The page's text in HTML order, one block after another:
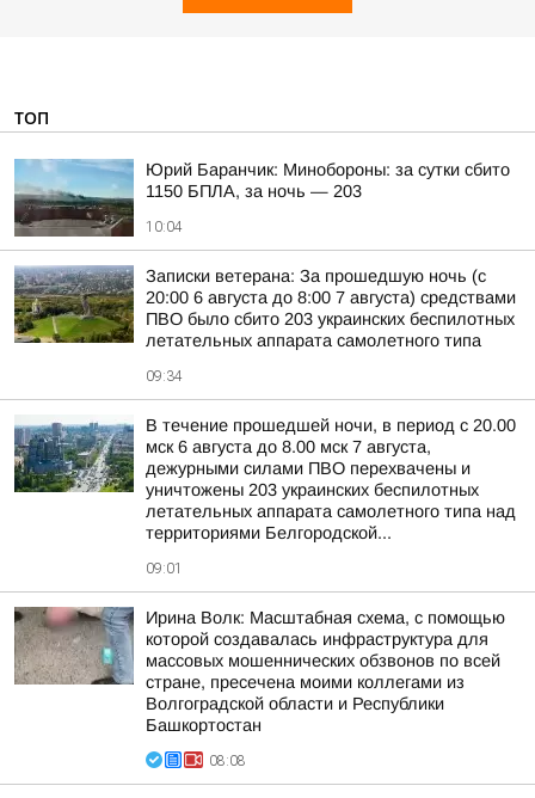
ТОП
Юрий Баранчик: Минобороны: за сутки сбито
1150 БПЛА, за ночь — 203
10:04
Записки ветерана: За прошедшую ночь (с
20:00 6 августа до 8:00 7 августа) средствами
ПВО было сбито 203 украинских беспилотных
летательных аппарата самолетного типа
09:34
В течение прошедшей ночи, в период с 20.00
мск 6 августа до 8.00 мск 7 августа,
дежурными силами ПВО перехвачены и
уничтожены 203 украинских беспилотных
летательных аппарата самолетного типа над
территориями Белгородской...
09:01
Ирина Волк: Масштабная схема, с помощью
которой создавалась инфраструктура для
массовых мошеннических обзвонов по всей
стране, пресечена моими коллегами из
Волгоградской области и Республики
Башкортостан
08:08